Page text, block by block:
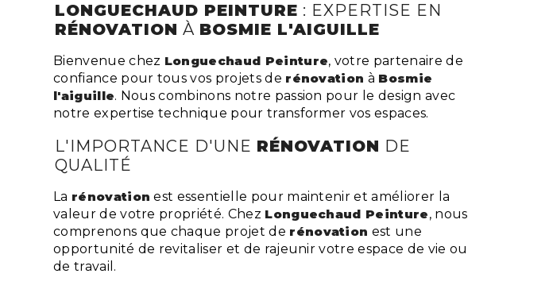
LONGUECHAUD PEINTURE : EXPERTISE EN
RÉNOVATION À BOSMIE L'AIGUILLE
Bienvenue chez Longuechaud Peinture, votre partenaire de
confiance pour tous vos projets de rénovation à Bosmie
l'aiguille. Nous combinons notre passion pour le design avec
notre expertise technique pour transformer vos espaces.
L'IMPORTANCE D'UNE RÉNOVATION DE
QUALITÉ
La rénovation est essentielle pour maintenir et améliorer la
valeur de votre propriété. Chez Longuechaud Peinture, nous
comprenons que chaque projet de rénovation est une
opportunité de revitaliser et de rajeunir votre espace de vie ou
de travail.